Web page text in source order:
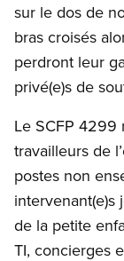
sur le dos de
bras croisés
perdront leur
privé(e)s de
Le SCFP 4299
travailleurs de
postes non
intervenant(e)s
de la petite
TI, concierges